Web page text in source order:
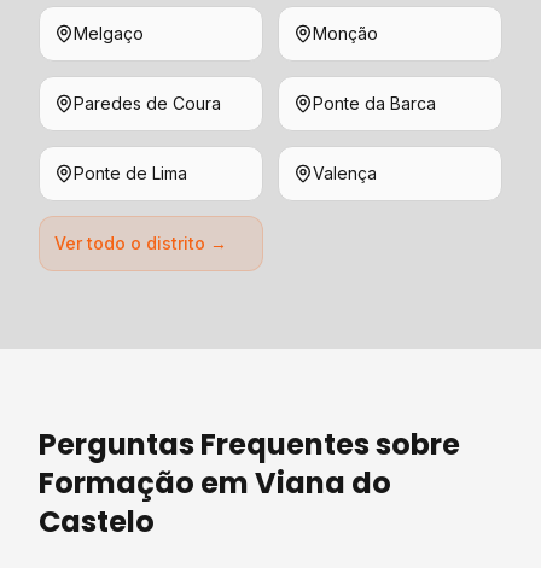
Melgaço Monção
Paredes de Coura Ponte da Barca
Ponte de Lima Valença
Ver todo o distrito →
Perguntas Frequentes sobre
Formação emViana do
Castelo